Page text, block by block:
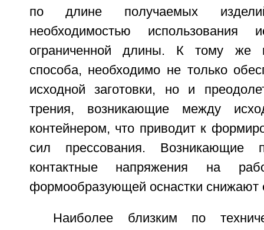
по длине получаемых
необходимостью использования
ограниченной длины. К тому же
способа, необходимо не только
исходной заготовки, но и
трения, возникающие между
контейнером, что приводит к
сил прессования. Возникающие
контактные напряжения на
формообразующей оснастки снижают
Наиболее близким по